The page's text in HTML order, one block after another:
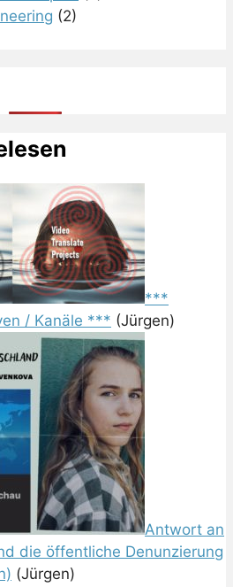
(2)
***
/ Kanäle *** (Jürgen)
Antwort an
die öffentliche Denunzierung
(Jürgen)